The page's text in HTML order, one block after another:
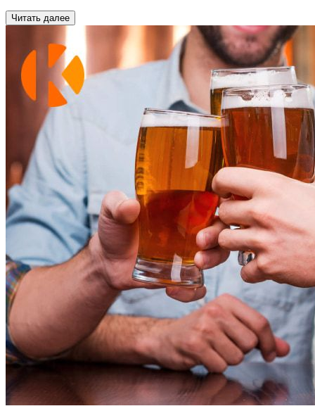
Читать далее